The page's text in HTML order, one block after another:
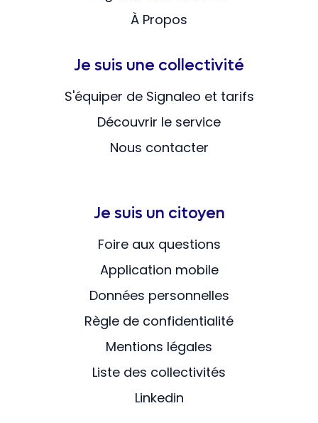
À Propos
Je suis une collectivité
S'équiper de Signaleo et tarifs
Découvrir le service
Nous contacter
Je suis un citoyen
Foire aux questions
Application mobile
Données personnelles
Règle de confidentialité
Mentions légales
Liste des collectivités
Linkedin